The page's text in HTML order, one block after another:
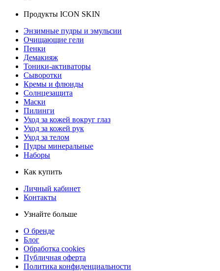
Продукты ICON SKIN
Энзимные пудры и эмульсии
Очищающие гели
Пенки
Демакияж
Тоники-активаторы
Сыворотки
Кремы и флюиды
Солнцезащита
Маски
Пилинги
Уход за кожей вокруг глаз
Уход за кожей рук
Уход за телом
Пудры минеральные
Наборы
Как купить
Личный кабинет
Контакты
Узнайте больше
О бренде
Блог
Обработка cookies
Публичная оферта
Политика конфиденциальности